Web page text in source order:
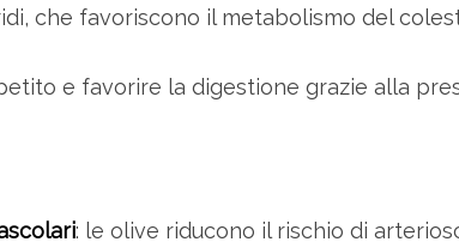
che favoriscono il metabolismo del
e favorire la digestione grazie alla
: le olive riducono il rischio di